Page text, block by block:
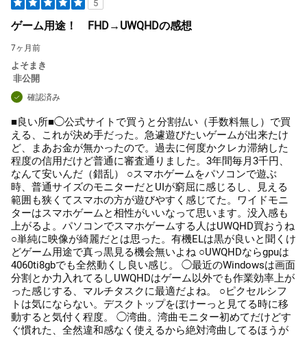
5
ゲーム用途！ FHD→UWQHDの感想
7ヶ月前
よそまき
非公開
確認済み
■良い所■◯公式サイトで買うと分割払い（手数料無し）で買
える、これが決め手だった。急遽遊びたいゲームが出来たけ
ど、まあお金が無かったので。過去に何度かクレカ滞納した
程度の信用だけど普通に審査通りました。3年間毎月3千円、
なんて安いんだ（錯乱） ○スマホゲームをパソコンで遊ぶ
時、普通サイズのモニターだとUIが窮屈に感じるし、見える
範囲も狭くてスマホの方が遊びやすく感じてた。ワイドモニ
ターはスマホゲームと相性がいいなって思います。没入感も
上がるよ。パソコンでスマホゲームする人はUWQHD買おうね
○単純に映像が綺麗だとは思った。有機ELは黒が良いと聞くけ
どゲーム用途で真っ黒見る機会無いよね ○UWQHDならgpuは
4060ti8gbでも全然動くし良い感じ。 ◯最近のWindowsは画面
分割とか力入れてるしUWQHDはゲーム以外でも作業効率上が
った感じする、マルチタスクに最適だよね。 ○ピクセルシフ
トは気にならない。デスクトップをぼけーっと見てる時に移
動すると気付く程度。 ◯湾曲。湾曲モニター初めてだけどす
ぐ慣れた、全然違和感なく使えるから絶対湾曲してるほうが